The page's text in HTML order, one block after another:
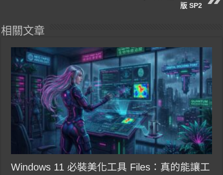
版 SP2
相關文章
Windows 11 必裝美化工具 Files：真的能讓工